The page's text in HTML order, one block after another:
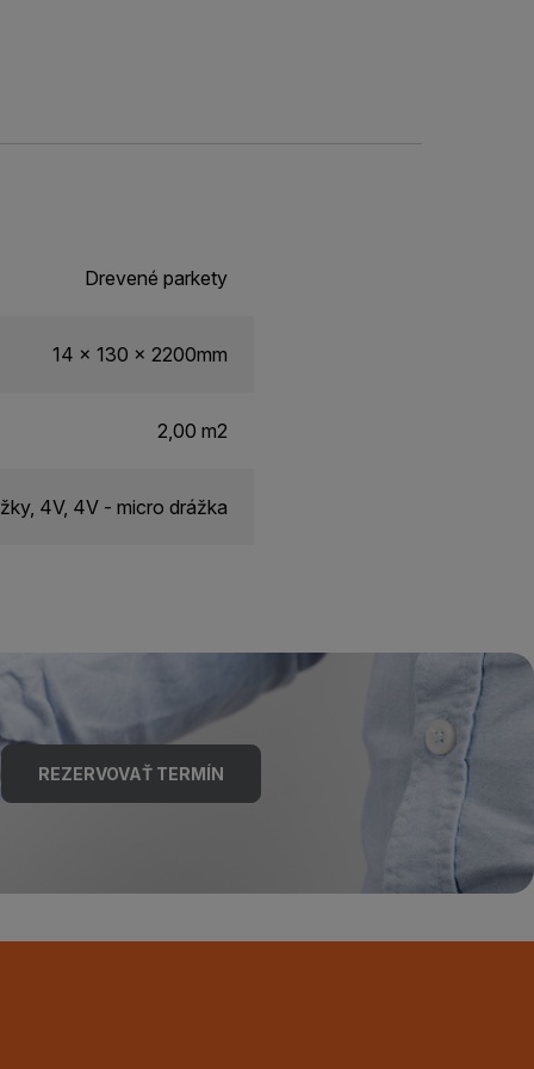
Drevené parkety
14 x 130 x 2200mm
2,00 m2
4V, 4V - micro drážka
REZERVOVAŤ TERMÍN